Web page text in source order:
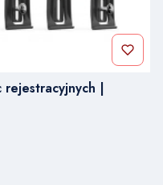
rejestracyjnych |